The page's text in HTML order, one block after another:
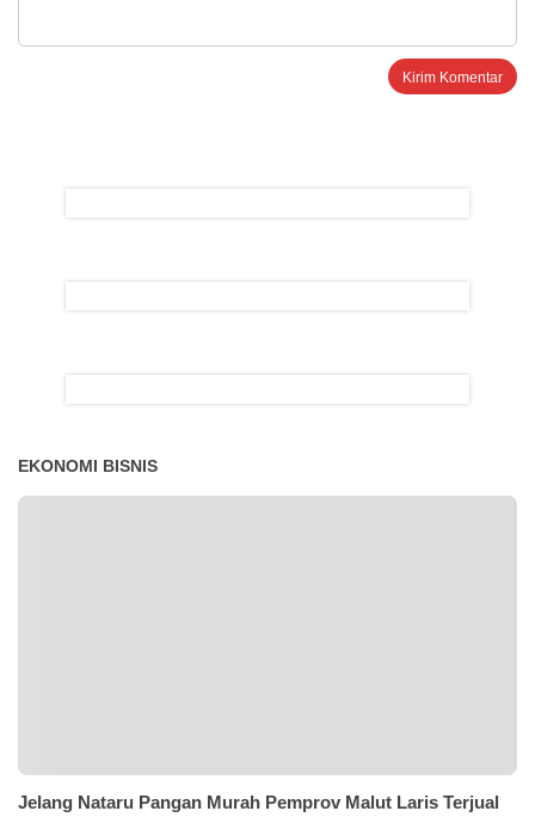
EKONOMI BISNIS
Jelang Nataru Pangan Murah Pemprov Malut Laris Terjual